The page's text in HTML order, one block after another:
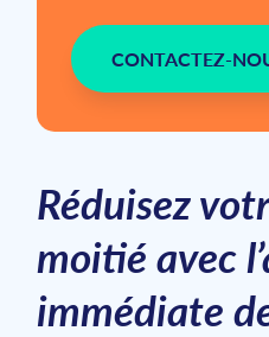
CONTACTEZ-
Réduisez
moitié avec
immédiate